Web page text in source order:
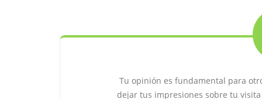
Tu opinión es fundamental para
dejar tus impresiones sobre tu